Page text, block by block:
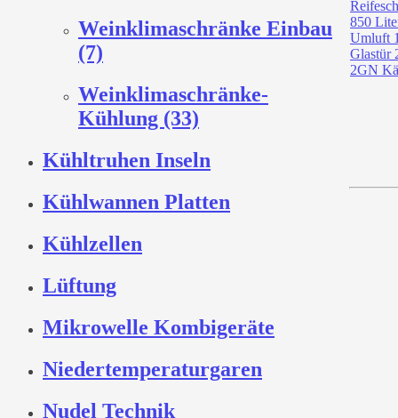
Weinklimaschränke Einbau
(7)
Weinklimaschränke-
Kühlung (33)
Kühltruhen Inseln
Kühlwannen Platten
Kühlzellen
Lüftung
Mikrowelle Kombigeräte
Niedertemperaturgaren
Nudel Technik